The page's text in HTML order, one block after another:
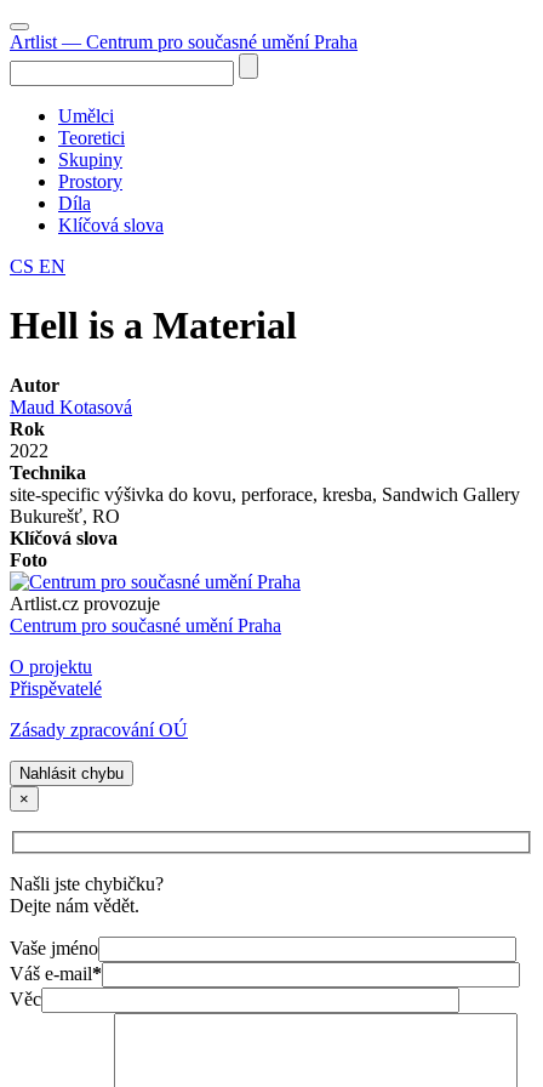
Artlist — Centrum pro současné umění Praha
Umělci
Teoretici
Skupiny
Prostory
Díla
Klíčová slova
CS EN
Hell is a Material
Autor
Maud Kotasová
Rok
2022
Technika
site-specific výšivka do kovu, perforace, kresba, Sandwich Gallery
Bukurešť, RO
Klíčová slova
Foto
Artlist.cz provozuje
Centrum pro současné umění Praha
O projektu
Přispěvatelé
Zásady zpracování OÚ
Nahlásit chybu
×
Našli jste chybičku?
Dejte nám vědět.
Vaše jméno
Váš e-mail*
Věc